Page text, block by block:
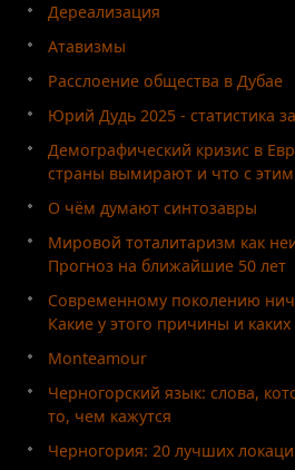
Дереализация
Атавизмы
Расслоение общества в Дубае
Юрий Дудь 2025 - статистика
Демографический кризис в
страны вымирают и что с этим
О чём думают синтозавры
Мировой тоталитаризм как
Прогноз на ближайшие 50 лет
Современному поколению
Какие у этого причины и
Monteamour
Черногорский язык: слова,
то, чем кажутся
Черногория: 20 лучших